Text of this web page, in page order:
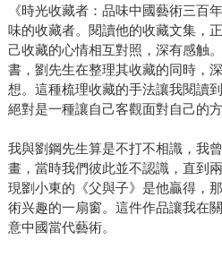
《時光收藏者：品味中國藝術三百
味的收藏者。閱讀他的收藏文集，
己收藏的心情相互對照，深有感触
書，劉先生在整理其收藏的同時，
想。這種梳理收藏的手法讓我閱讀
絕對是一種讓自己客觀面對自己的方
我與劉鋼先生算是不打不相識，我
畫，當時我們彼此並不認識，直到
現劉小東的《父與子》是他贏得，
術兴趣的一扇窗。這件作品讓我在
意中國當代藝術。